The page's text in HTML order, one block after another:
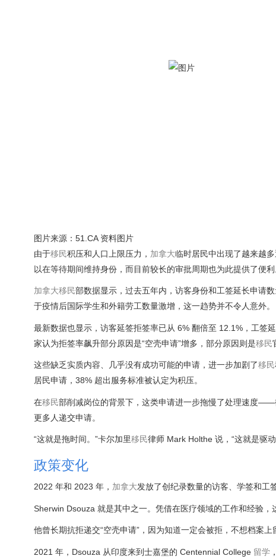
图片来源：51.CA 资料图片
由于移民积压和人口上限压力， 加拿大临时居民中出现了越来越
以在等待期间维持身份，而目前较长的审批周期也为此提供了便
加拿大移民部数据显示，过去五年内，访客身份和工签延长申请
于疫情后国际学生和外籍劳工数量激增，这一趋势并不令人意外。
最新数据也显示，访客延签拒签率已从 6% 翻倍至 12.1%，工签
家认为拒签率飙升部分原因是“空壳申请”增多，部分原因则是移民
这些缺乏实质内容、几乎没有成功可能的申请，进一步加剧了移民
居民申请，38% 超出服务标准被认定为积压。
在移民部削减岗位的背景下，这类申请进一步拖慢了处理速度
更多人递交申请。
“这就是拖时间。”卡尔加里移民律师 Mark Holthe 说，“这就是驱
政策变化
2022 年和 2023 年， 加拿大发放了创纪录数量的访客、学签和工
Sherwin Dsouza 就是其中之一。凭借在医疗领域的工作和经验
他曾长期抗拒递交“空壳申请”，因为知道一定会被拒，不想档案上
2021 年，Dsouza 从印度来到士嘉堡的 Centennial College 留学